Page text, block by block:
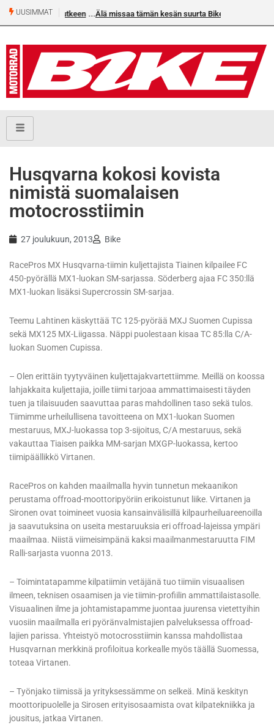
UUSIMMAT Älä missaa tämän kesän suurta Bike-numeroa!
Husqvarna kokosi kovista
nimistä suomalaisen
motocrosstiimin
27 joulukuun, 2013 Bike
RacePros MX Husqvarna-tiimin kuljettajista Tiainen kilpailee FC
450-pyörällä MX1-luokan SM-sarjassa. Söderberg ajaa FC 350:llä
MX1-luokan lisäksi Supercrossin SM-sarjaa.
Teemu Lahtinen käskyttää TC 125-pyörää MXJ Suomen Cupissa
sekä MX125 MX-Liigassa. Näppi puolestaan kisaa TC 85:lla C/A-
luokan Suomen Cupissa.
– Olen erittäin tyytyväinen kuljettajakvartettiimme. Meillä on koossa
lahjakkaita kuljettajia, joille tiimi tarjoaa ammattimaisesti täyden
tuen ja tilaisuuden saavuttaa paras mahdollinen taso sekä tulos.
Tiimimme urheilullisena tavoitteena on MX1-luokan Suomen
mestaruus, MXJ-luokassa top 3-sijoitus, C/A mestaruus, sekä
vakauttaa Tiaisen paikka MM-sarjan MXGP-luokassa, kertoo
tiimipäällikkö Virtanen.
RacePros on kahden maailmalla hyvin tunnetun mekaanikon
perustama offroad-moottoripyöriin erikoistunut liike. Virtanen ja
Sironen ovat toimineet vuosia kansainvälisillä kilpaurheiluareenoilla
ja saavutuksina on useita mestaruuksia eri offroad-lajeissa ympäri
maailmaa. Niistä viimeisimpänä kaksi maailmanmestaruutta FIM
Ralli-sarjasta vuonna 2013.
– Toimintatapamme kilpatiimin vetäjänä tuo tiimiin visuaalisen
ilmeen, teknisen osaamisen ja vie tiimin-profiilin ammattilaistasolle.
Visuaalinen ilme ja johtamistapamme juontaa juurensa vietettyihin
vuosiin maailmalla eri pyöränvalmistajien palveluksessa offroad-
lajien parissa. Yhteistyö motocrosstiimin kanssa mahdollistaa
Husqvarnan merkkinä profiloitua korkealle myös täällä Suomessa,
toteaa Virtanen.
– Työnjako tiimissä ja yrityksessämme on selkeä. Minä keskityn
moottoripuolelle ja Sirosen erityisosaamista ovat kilpatekniikka ja
jousitus, jatkaa Virtanen.